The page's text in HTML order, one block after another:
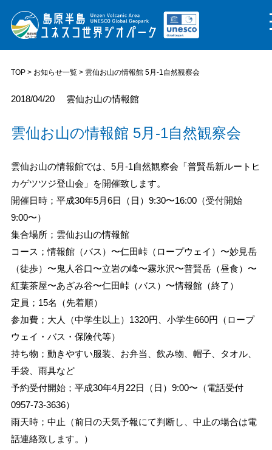
TOP> お知らせ一覧> 雲仙お山の情報館 5月-1自然観察会
2018/04/20 雲仙お山の情報館
雲仙お山の情報館 5月-1自然観察会
雲仙お山の情報館では、5月-1自然観察会「普賢岳新ルートヒ
カゲツツジ登山会」を開催致します。
開催日時；平成30年5月6日（日）9:30〜16:00（受付開始
9:00〜）
集合場所；雲仙お山の情報館
コース；情報館（バス）〜仁田峠（ロープウェイ）〜妙見岳
（徒歩）〜鬼人谷口〜立岩の峰〜霧氷沢〜普賢岳（昼食）〜
紅葉茶屋〜あざみ谷〜仁田峠（バス）〜情報館（終了）
定員；15名（先着順）
参加費；大人（中学生以上）1320円、小学生660円（ロープ
ウェイ・バス・保険代等）
持ち物；動きやすい服装、お弁当、飲み物、帽子、タオル、
手袋、雨具など
予約受付開始；平成30年4月22日（日）9:00〜（電話受付
0957-73-3636）
雨天時；中止（前日の天気予報にて判断し、中止の場合は電
話連絡致します。）